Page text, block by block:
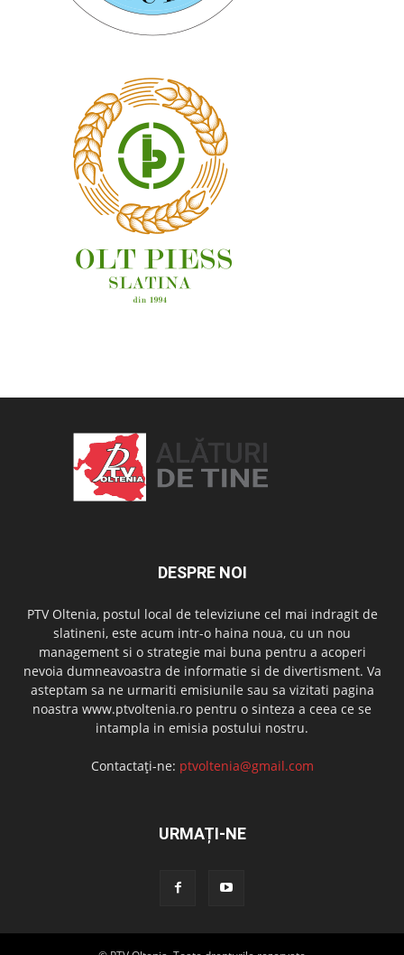
DESPRE NOI
PTV Oltenia, postul local de televiziune cel mai indragit de
slatineni, este acum intr-o haina noua, cu un nou
management si o strategie mai buna pentru a acoperi
nevoia dumneavoastra de informatie si de divertisment. Va
asteptam sa ne urmariti emisiunile sau sa vizitati pagina
noastra www.ptvoltenia.ro pentru o sinteza a ceea ce se
intampla in emisia postului nostru.
Contactați-ne: ptvoltenia@gmail.com
URMAȚI-NE